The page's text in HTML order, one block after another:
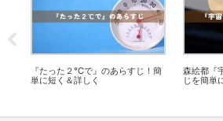
『たった２℃で』のあらすじ！簡
単に短く＆詳しく
森絵都『
じを簡単